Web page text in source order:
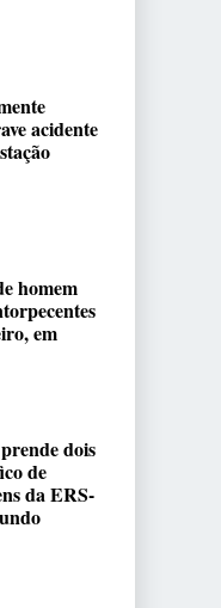
acidente
homem
em
dois
de
da ERS-